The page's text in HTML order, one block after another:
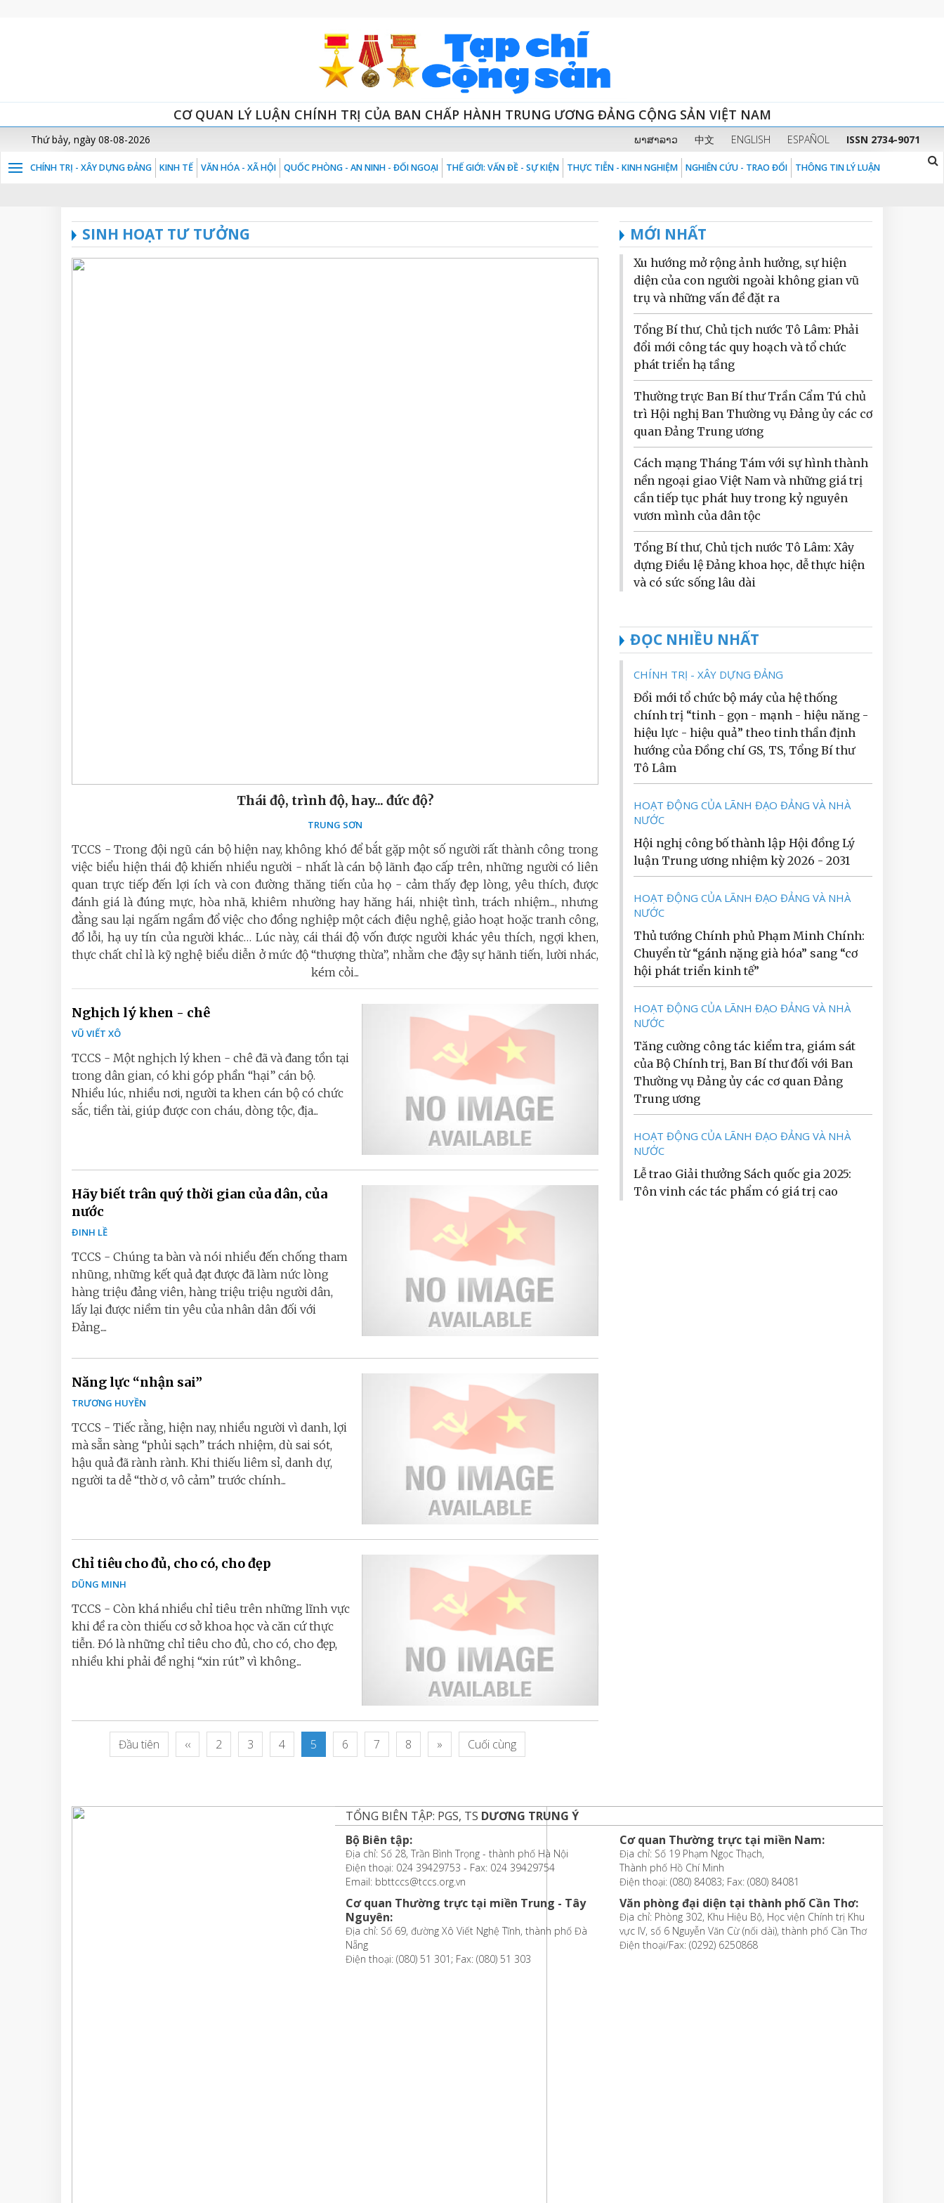
CƠ QUAN LÝ LUẬN CHÍNH TRỊ CỦA BAN CHẤP HÀNH TRUNG ƯƠNG ĐẢNG CỘNG SẢN VIỆT NAM
Thứ bảy, ngày 08-08-2026 ພາສາລາວ 中文 ENGLISH ESPAÑOL ISSN 2734-9071
CHÍNH TRỊ - XÂY DỰNG ĐẢNG KINH TẾ VĂN HÓA - XÃ HỘI QUỐC PHÒNG - AN NINH - ĐỐI NGOẠI THẾ GIỚI: VẤN ĐỀ - SỰ KIỆN THỰC TIỄN - KINH NGHIỆM NGHIÊN CỨU - TRAO ĐỔI THÔNG TIN LÝ LUẬN
SINH HOẠT TƯ TƯỞNG
Thái độ, trình độ, hay... đức độ?
TRUNG SƠN
TCCS - Trong đội ngũ cán bộ hiện nay, không khó để bắt gặp một số người rất thành công trong
việc biểu hiện thái độ khiến nhiều người - nhất là cán bộ lãnh đạo cấp trên, những người có liên
quan trực tiếp đến lợi ích và con đường thăng tiến của họ - cảm thấy đẹp lòng, yêu thích, được
đánh giá là đúng mực, hòa nhã, khiêm nhường hay hăng hái, nhiệt tình, trách nhiệm..., nhưng
đằng sau lại ngấm ngầm đổ việc cho đồng nghiệp một cách điệu nghệ, giảo hoạt hoặc tranh công,
đổ lỗi, hạ uy tín của người khác… Lúc này, cái thái độ vốn được người khác yêu thích, ngợi khen,
thực chất chỉ là kỹ nghệ biểu diễn ở mức độ “thượng thừa”, nhằm che đậy sự hãnh tiến, lười nhác,
kém cỏi...
Nghịch lý khen - chê
VŨ VIẾT XÔ
TCCS - Một nghịch lý khen - chê đã và đang tồn tại
trong dân gian, có khi góp phần “hại” cán bộ.
Nhiều lúc, nhiều nơi, người ta khen cán bộ có chức
sắc, tiền tài, giúp được con cháu, dòng tộc, địa...
Hãy biết trân quý thời gian của dân, của
nước
ĐINH LỀ
TCCS - Chúng ta bàn và nói nhiều đến chống tham
nhũng, những kết quả đạt được đã làm nức lòng
hàng triệu đảng viên, hàng triệu triệu người dân,
lấy lại được niềm tin yêu của nhân dân đối với
Đảng....
Năng lực “nhận sai”
TRƯƠNG HUYỀN
TCCS - Tiếc rằng, hiện nay, nhiều người vì danh, lợi
mà sẵn sàng “phủi sạch” trách nhiệm, dù sai sót,
hậu quả đã rành rành. Khi thiếu liêm sỉ, danh dự,
người ta dễ “thờ ơ, vô cảm” trước chính...
Chỉ tiêu cho đủ, cho có, cho đẹp
DŨNG MINH
TCCS - Còn khá nhiều chỉ tiêu trên những lĩnh vực
khi đề ra còn thiếu cơ sở khoa học và căn cứ thực
tiễn. Đó là những chỉ tiêu cho đủ, cho có, cho đẹp,
nhiều khi phải đề nghị “xin rút” vì không...
Đầu tiên ‹‹ 2 3 4 5 6 7 8 » Cuối cùng
MỚI NHẤT
Xu hướng mở rộng ảnh hưởng, sự hiện
diện của con người ngoài không gian vũ
trụ và những vấn đề đặt ra
Tổng Bí thư, Chủ tịch nước Tô Lâm: Phải
đổi mới công tác quy hoạch và tổ chức
phát triển hạ tầng
Thường trực Ban Bí thư Trần Cẩm Tú chủ
trì Hội nghị Ban Thường vụ Đảng ủy các cơ
quan Đảng Trung ương
Cách mạng Tháng Tám với sự hình thành
nền ngoại giao Việt Nam và những giá trị
cần tiếp tục phát huy trong kỷ nguyên
vươn mình của dân tộc
Tổng Bí thư, Chủ tịch nước Tô Lâm: Xây
dựng Điều lệ Đảng khoa học, dễ thực hiện
và có sức sống lâu dài
ĐỌC NHIỀU NHẤT
CHÍNH TRỊ - XÂY DỰNG ĐẢNG
Đổi mới tổ chức bộ máy của hệ thống
chính trị “tinh - gọn - mạnh - hiệu năng -
hiệu lực - hiệu quả” theo tinh thần định
hướng của Đồng chí GS, TS, Tổng Bí thư
Tô Lâm
HOẠT ĐỘNG CỦA LÃNH ĐẠO ĐẢNG VÀ NHÀ
NƯỚC
Hội nghị công bố thành lập Hội đồng Lý
luận Trung ương nhiệm kỳ 2026 - 2031
HOẠT ĐỘNG CỦA LÃNH ĐẠO ĐẢNG VÀ NHÀ
NƯỚC
Thủ tướng Chính phủ Phạm Minh Chính:
Chuyển từ “gánh nặng già hóa” sang “cơ
hội phát triển kinh tế”
HOẠT ĐỘNG CỦA LÃNH ĐẠO ĐẢNG VÀ NHÀ
NƯỚC
Tăng cường công tác kiểm tra, giám sát
của Bộ Chính trị, Ban Bí thư đối với Ban
Thường vụ Đảng ủy các cơ quan Đảng
Trung ương
HOẠT ĐỘNG CỦA LÃNH ĐẠO ĐẢNG VÀ NHÀ
NƯỚC
Lễ trao Giải thưởng Sách quốc gia 2025:
Tôn vinh các tác phẩm có giá trị cao
TỔNG BIÊN TẬP: PGS, TS DƯƠNG TRUNG Ý
Bộ Biên tập:
Địa chỉ: Số 28, Trần Bình Trọng - thành phố Hà Nội
Điện thoại: 024 39429753 - Fax: 024 39429754
Email: bbttccs@tccs.org.vn
Cơ quan Thường trực tại miền Trung - Tây
Nguyên:
Địa chỉ: Số 69, đường Xô Viết Nghệ Tĩnh, thành phố Đà
Nẵng
Điện thoại: (080) 51 301; Fax: (080) 51 303
Cơ quan Thường trực tại miền Nam:
Địa chỉ: Số 19 Phạm Ngọc Thạch,
Thành phố Hồ Chí Minh
Điện thoại: (080) 84083; Fax: (080) 84081
Văn phòng đại diện tại thành phố Cần Thơ:
Địa chỉ: Phòng 302, Khu Hiệu Bộ, Học viện Chính trị Khu
vực IV, số 6 Nguyễn Văn Cừ (nối dài), thành phố Cần Thơ
Điện thoại/Fax: (0292) 6250868